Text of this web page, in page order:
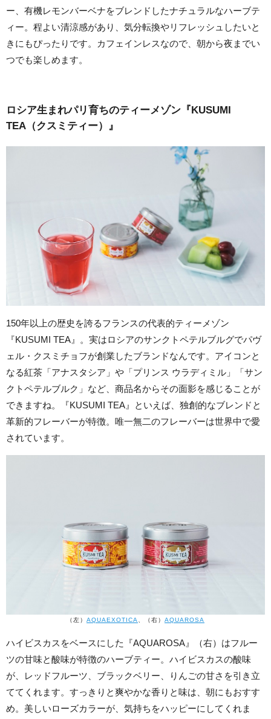
ー、有機レモンバーベナをブレンドしたナチュラルなハーブテ
ィー。程よい清涼感があり、気分転換やリフレッシュしたいと
きにもぴったりです。カフェインレスなので、朝から夜までい
つでも楽しめます。
ロシア生まれパリ育ちのティーメゾン『KUSUMI
TEA（クスミティー）』
150年以上の歴史を誇るフランスの代表的ティーメゾン
『KUSUMI TEA』。実はロシアのサンクトペテルブルグでパヴ
ェル・クスミチョフが創業したブランドなんです。アイコンと
なる紅茶「アナスタシア」や「プリンス ウラディミル」「サン
クトペテルブルク」など、商品名からその面影を感じることが
できますね。『KUSUMI TEA』といえば、独創的なブレンドと
革新的フレーバーが特徴。唯一無二のフレーバーは世界中で愛
されています。
（左） AQUAEXOTICA、（右） AQUAROSA
ハイビスカスをベースにした『AQUAROSA』（右）はフルー
ツの甘味と酸味が特徴のハーブティー。ハイビスカスの酸味
が、レッドフルーツ、ブラックベリー、りんごの甘さを引き立
ててくれます。すっきりと爽やかな香りと味は、朝にもおすす
め。美しいローズカラーが、気持ちをハッピーにしてくれま